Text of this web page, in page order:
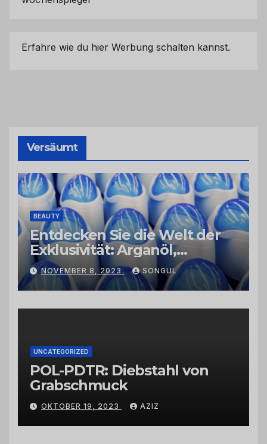
Erfahre wie du hier Werbung schalten kannst.
Versäumt
BEAUTY
Entdecken Sie die Welt der
Exklusivität: Arganöl,
Kaktusfeigenkernöl und
Schwarzkümmelöl von
vertrauenswürdigen
Großhändlern und Anbietern
NOVEMBER 8, 2023 SONGUL
UNCATEGORIZED
POL-PDTR: Diebstahl von
Grabschmuck
OKTOBER 19, 2023 AZIZ